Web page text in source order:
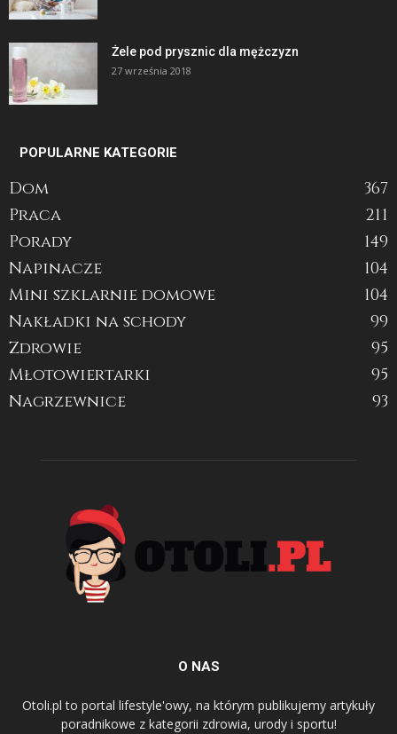
Żele pod prysznic dla mężczyzn
27 września 2018
POPULARNE KATEGORIE
Dom
367
Praca
211
Porady
149
Napinacze
104
Mini szklarnie domowe
104
Nakładki na schody
99
Zdrowie
95
Młotowiertarki
95
Nagrzewnice
93
O NAS
Otoli.pl to portal lifestyle'owy, na którym publikujemy artykuły
poradnikowe z kategorii zdrowia, urody i sportu!